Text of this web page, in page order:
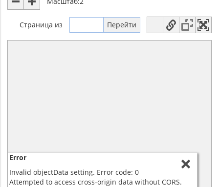
Страница из
Error
Invalid objectData setting. Error code: 0
Attempted to access cross-origin data without CORS.